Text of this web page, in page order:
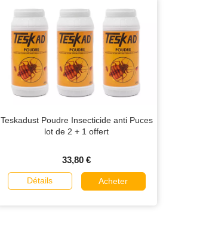
Teskadust Poudre Insecticide anti Puces
lot de 2 + 1 offert
33,80 €
Détails Acheter